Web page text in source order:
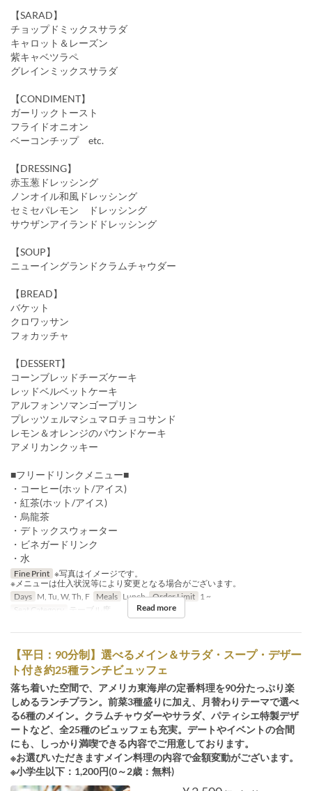
【SARAD】
チョップドミックスサラダ
キャロット＆レーズン
紫キャベツラペ
グレインミックスサラダ
【CONDIMENT】
ガーリックトースト
フライドオニオン
ベーコンチップ etc.
【DRESSING】
赤玉葱ドレッシング
ノンオイル和風ドレッシング
セミセパレモン ドレッシング
サウザンアイランドドレッシング
【SOUP】
ニューイングランドクラムチャウダー
【BREAD】
バケット
クロワッサン
フォカッチャ
【DESSERT】
コーンブレッドチーズケーキ
レッドベルベットケーキ
アルフォンソマンゴープリン
プレッツェルマシュマロチョコサンド
レモン＆オレンジのパウンドケーキ
アメリカンクッキー
■フリードリンクメニュー■
・コーヒー(ホット/アイス)
・紅茶(ホット/アイス)
・烏龍茶
・デトックスウォーター
・ビネガードリンク
・水
Fine Print ※写真はイメージです。
※メニューは仕入状況等により変更となる場合がございます。
Days M, Tu, W, Th, F Meals Lunch Order Limit 1 ~
Seat Category
テーブル席 Read more
【平日：90分制】選べるメイン＆サラダ・スープ・デザー
ト付き約25種ランチビュッフェ
落ち着いた空間で、アメリカ東海岸の定番料理を90分たっぷり楽
しめるランチプラン。前菜3種盛りに加え、月替わりテーマで選べ
る6種のメイン。クラムチャウダーやサラダ、パティシエ特製デザ
ートなど、全25種のビュッフェも充実。デートやイベントの合間
にも、しっかり満喫できる内容でご用意しております。
※お選びいただきますメイン料理の内容で金額変動がございます。
※小学生以下：1,200円(0～2歳：無料)